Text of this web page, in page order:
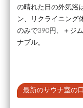
の晴れた日の外気浴
ン、リクライニング
のみで390円、＋ジ
ナブル。
最新のサウナ室の